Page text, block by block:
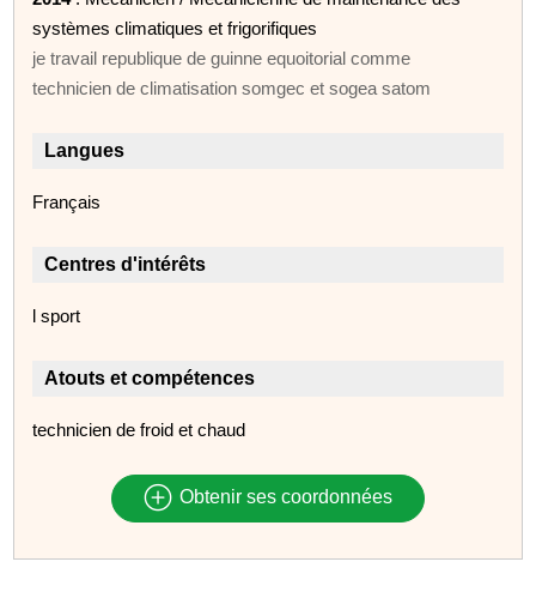
systèmes climatiques et frigorifiques
je travail republique de guinne equoitorial comme
technicien de climatisation somgec et sogea satom
Langues
Français
Centres d'intérêts
l sport
Atouts et compétences
technicien de froid et chaud
Obtenir ses coordonnées